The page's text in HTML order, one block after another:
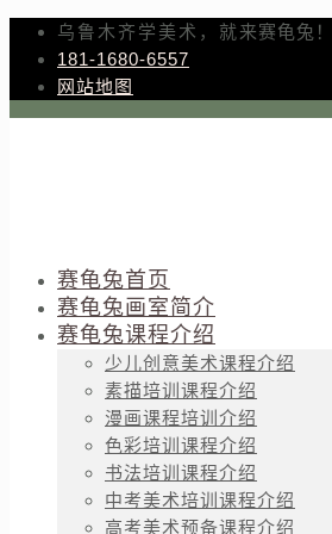
乌鲁木齐学美术，就来赛龟兔
181-1680-6557
网站地图
赛龟兔首页
赛龟兔画室简介
赛龟兔课程介绍
少儿创意美术课程介绍
素描培训课程介绍
漫画课程培训介绍
色彩培训课程介绍
书法培训课程介绍
中考美术培训课程介绍
高考美术预备课程介绍